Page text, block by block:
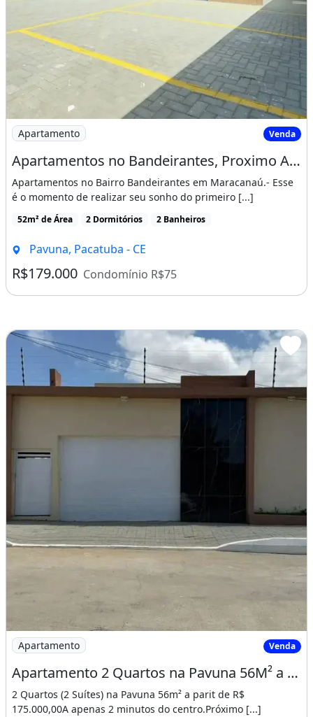
Imagem: Apartamentos no Bandeirantes, Proximo Ao
Apartamento Venda
Apartamentos no Bandeirantes, Proximo Ao Mix Mateus! Cód. Dpmn3E
Apartamentos no Bairro Bandeirantes em Maracanaú.- Esse
é o momento de realizar seu sonho do primeiro [...]
52m² de Área 2 Dormitórios 2 Banheiros
Pavuna, Pacatuba - CE
R$179.000 Condomínio R$75
Imagem: Apartamento 2 Quartos na Pavuna 56M² a
Apartamento Venda
Apartamento 2 Quartos na Pavuna 56M² a Partir de R$ 175 Mil! Cód. 18Dun3E
2 Quartos (2 Suítes) na Pavuna 56m² a parit de R$
175.000,00A apenas 2 minutos do centro.Próximo [...]